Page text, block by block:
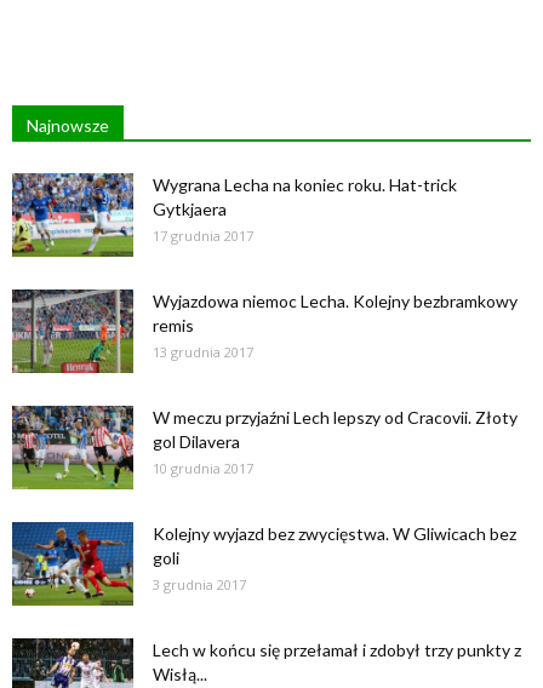
Najnowsze
Wygrana Lecha na koniec roku. Hat-trick
Gytkjaera
17 grudnia 2017
Wyjazdowa niemoc Lecha. Kolejny bezbramkowy
remis
13 grudnia 2017
W meczu przyjaźni Lech lepszy od Cracovii. Złoty
gol Dilavera
10 grudnia 2017
Kolejny wyjazd bez zwycięstwa. W Gliwicach bez
goli
3 grudnia 2017
Lech w końcu się przełamał i zdobył trzy punkty z
Wisłą...